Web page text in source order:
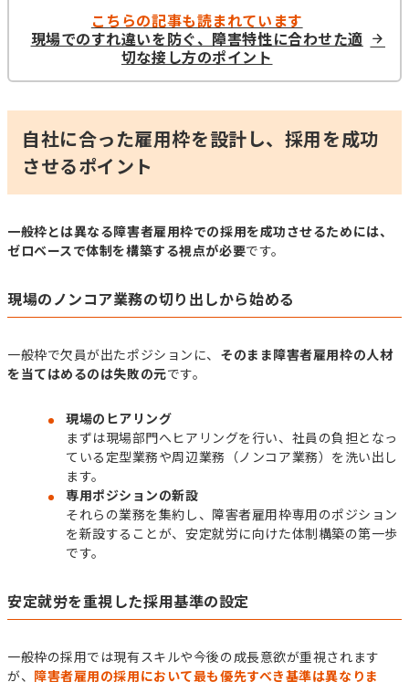
こちらの記事も読まれています
現場でのすれ違いを防ぐ、障害特性に合わせた適
切な接し方のポイント
自社に合った雇用枠を設計し、採用を成功
させるポイント
一般枠とは異なる障害者雇用枠での採用を成功させるためには、
ゼロベースで体制を構築する視点が必要です。
現場のノンコア業務の切り出しから始める
一般枠で欠員が出たポジションに、 そのまま障害者雇用枠の人材
を当てはめるのは失敗の元です。
現場のヒアリング
まずは現場部門へヒアリングを行い、社員の負担となっ
ている定型業務や周辺業務（ノンコア業務）を洗い出し
ます。
専用ポジションの新設
それらの業務を集約し、障害者雇用枠専用のポジション
を新設することが、安定就労に向けた体制構築の第一歩
です。
安定就労を重視した採用基準の設定
一般枠の採用では現有スキルや今後の成長意欲が重視されます
が、 障害者雇用の採用において最も優先すべき基準は異なりま